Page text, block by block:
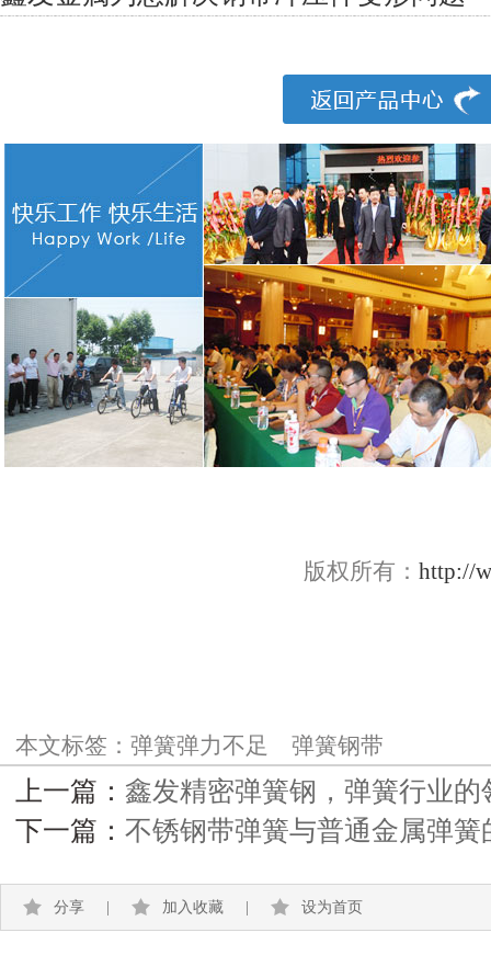
版权所有： http://
本文标签： 弹簧弹力不足 弹簧钢带
上一篇： 鑫发精密弹簧钢，弹簧行业的
下一篇： 不锈钢带弹簧与普通金属弹簧
分享 加入收藏 设为首页